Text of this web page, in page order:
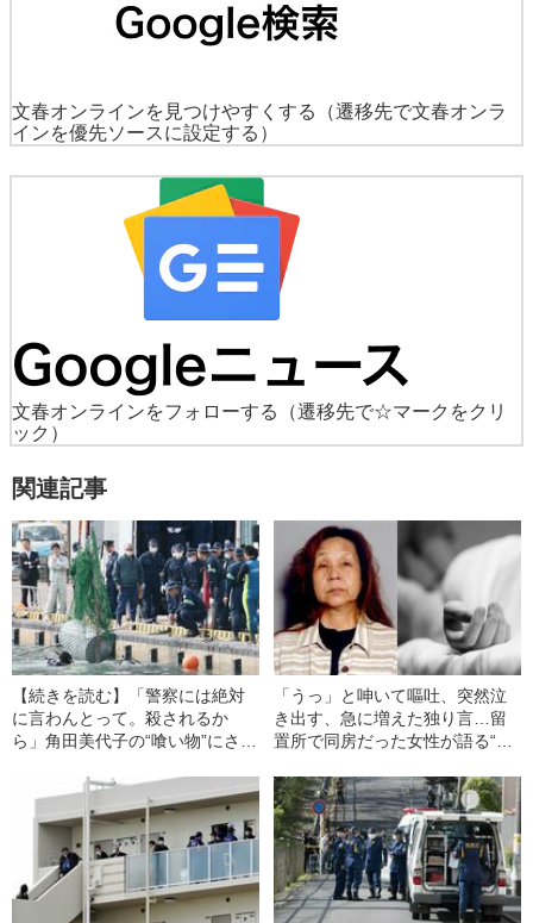
文春オンラインを見つけやすくする
（遷移先で文春オンラ
インを優先ソースに設定する）
文春オンラインをフォローする
（遷移先で☆マークをクリ
ック）
関連記事
【続きを読む】「警察には絶対
に言わんとって。殺されるか
ら」角田美代子の“喰い物”にされ
「うっ」と呻いて嘔吐、突然泣
き出す、急に増えた独り言…留
置所で同房だった女性が語る“凶